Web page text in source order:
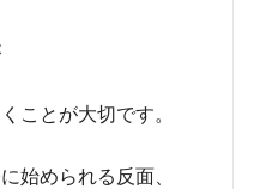
ことが大切です。
始められる反面、